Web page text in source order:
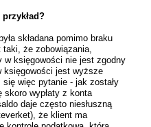
składana pomimo braku
że zobowiązania,
w księgowości nie jest zgodny
księgowości jest wyższe
więc pytanie - jak zostały
wypłaty z konta
daje często niesłuszną
że klient ma